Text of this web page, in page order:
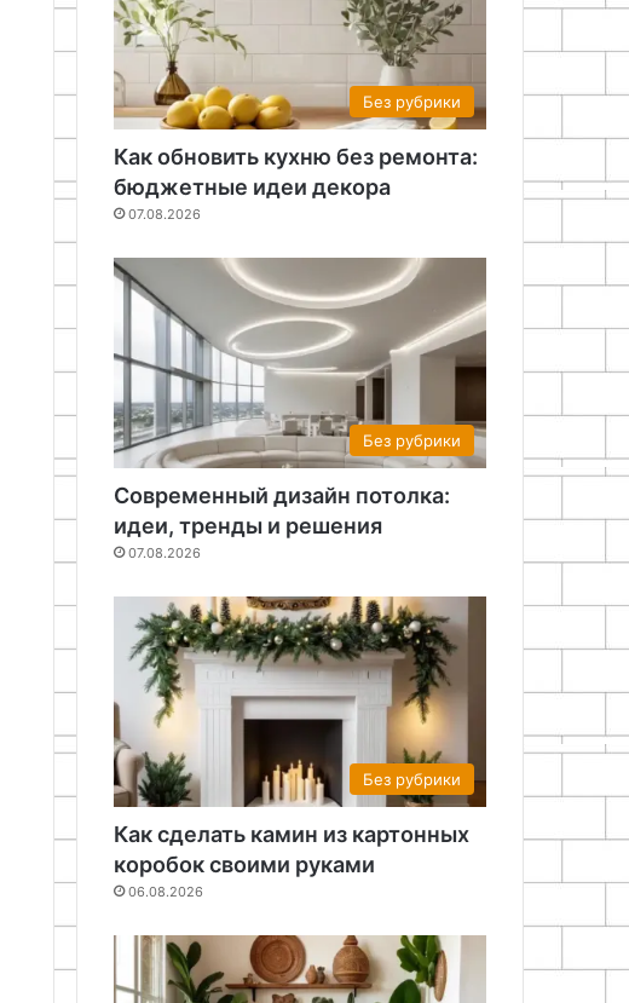
Без рубрики
Как обновить кухню без ремонта:
бюджетные идеи декора
07.08.2026
Без рубрики
Современный дизайн потолка:
идеи, тренды и решения
07.08.2026
Без рубрики
Как сделать камин из картонных
коробок своими руками
06.08.2026